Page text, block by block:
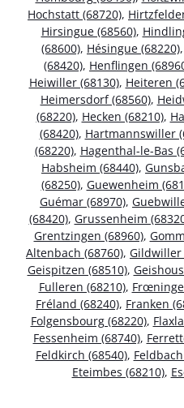
Hochstatt (68720),
Hirsingue (68560),
(68600), Hésingue (68220),
(68420), Henflingen
Heiwiller (68130), Heiteren
Heimersdorf (68560),
(68220), Hecken (68210),
(68420), Hartmannswiller
(68220), Hagenthal-le-Bas
Habsheim (68440),
(68250), Guewenheim
Guémar (68970),
(68420), Grussenheim
Grentzingen (68960),
Altenbach (68760), Gildwiller
Geispitzen (68510),
Fulleren (68210),
Fréland (68240), Franken
Folgensbourg (68220),
Fessenheim (68740),
Feldkirch (68540),
Eteimbes (68210),